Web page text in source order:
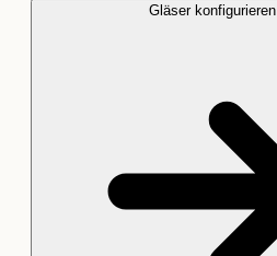
Gläser konfigurieren